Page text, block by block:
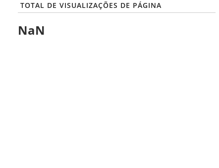
TOTAL DE VISUALIZAÇÕES DE PÁGINA
NaN